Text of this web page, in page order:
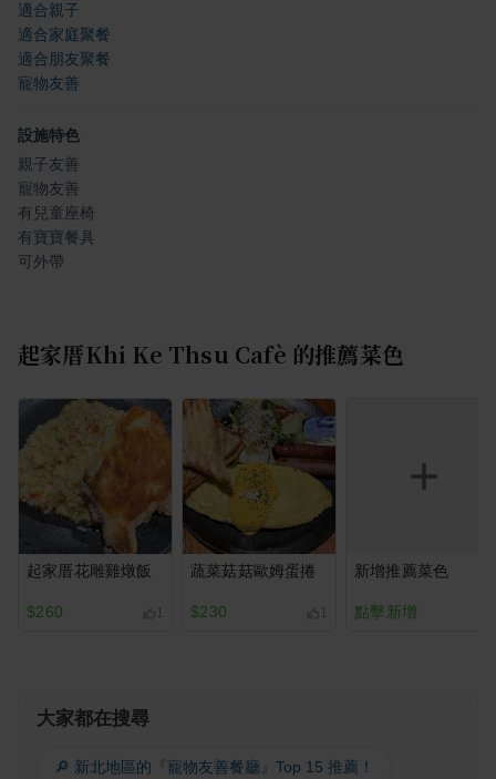
適合親子
適合家庭聚餐
適合朋友聚餐
寵物友善
設施特色
親子友善
寵物友善
有兒童座椅
有寶寶餐具
可外帶
起家厝Khi Ke Thsu Cafè 的推薦菜色
起家厝花雕雞燉飯
$260
蔬菜菇菇歐姆蛋捲
$230
新增推薦菜色
點擊新增
大家都在搜尋
🔎 新北地區的『寵物友善餐廳』Top 15 推薦！